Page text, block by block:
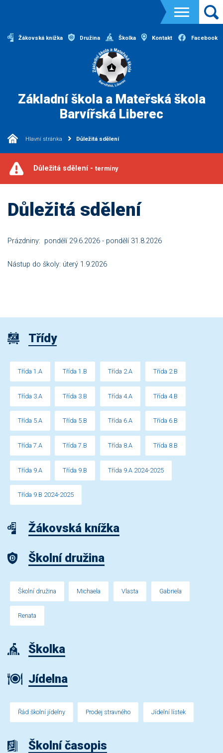
Žákovská knížka Družina Školka Kontakt Facebook
Základní škola a Mateřská škola
Barvířská Liberec
Hlavní stránka Důležitá sdělení
Důležitá sdělení - termíny
Důležitá sdělení
Prázdniny: pondělí 29.6.2026 - pondělí 31.8.2026
Nástup do školy: úterý 1.9.2026
Třídy
Třída 1.A Třída 1.B Třída 2.A Třída 2.B
Třída 3.A Třída 3.B Třída 4.A Třída 4.B
Třída 5.A Třída 5.B Třída 6.A Třída 6.B
Třída 7.A Třída 7.B Třída 8.A Třída 8.B
Třída 9.A Třída 9.B Třída 9.A 2024-2025
Třída 9.B 2024-2025
Žákovská knížka
Školní družina
Školní družina Michaela Vlasta Gabriela
Renata
Školka
Jídelna
Řád školní jídelny Prodej stravného Jídelní lístek
Školní časopis